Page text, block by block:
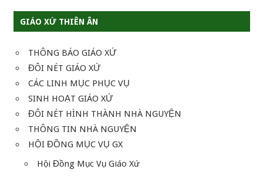
GIÁO XỨ THIÊN ÂN
THÔNG BÁO GIÁO XỨ
ĐÔI NÉT GIÁO XỨ
CÁC LINH MỤC PHỤC VỤ
SINH HOẠT GIÁO XỨ
ĐÔI NÉT HÌNH THÀNH NHÀ NGUYỆN
THÔNG TIN NHÀ NGUYỆN
HỘI ĐỒNG MỤC VỤ GX
Hội Đồng Mục Vụ Giáo Xứ
viết